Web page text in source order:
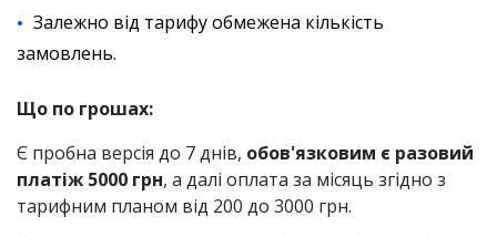
Залежно від тарифу обмежена кількість
замовлень.
Що по грошах:
Є пробна версія до 7 днів, обов'язковим є разовий
платіж 5000 грн, а далі оплата за місяць згідно з
тарифним планом від 200 до 3000 грн.